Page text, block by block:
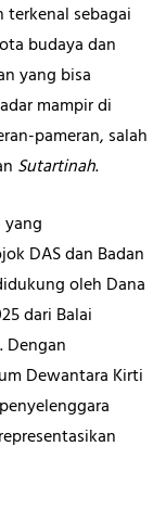
terkenal sebagai
budaya dan
yang bisa
mampir di
pameran, salah
Sutartinah.
yang
DAS dan Badan
oleh Dana
dari Balai
Dengan
Dewantara Kirti